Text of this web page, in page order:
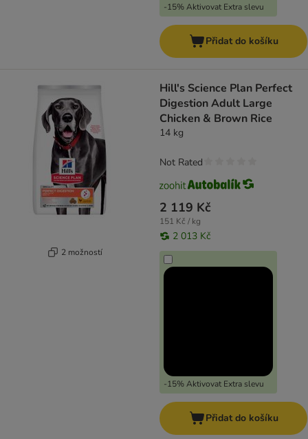
-15% Aktivovat Extra slevu
Přidat do košíku
2 možností
Hill's Science Plan Perfect
Digestion Adult Large
Chicken & Brown Rice
14 kg
2 119 Kč
151 Kč / kg
2 013 Kč
-15% Aktivovat Extra slevu
Not Rated
Přidat do košíku